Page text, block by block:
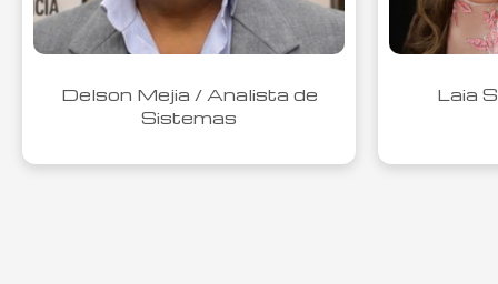
Delson Mejia / Analista de
Sistemas
Laia